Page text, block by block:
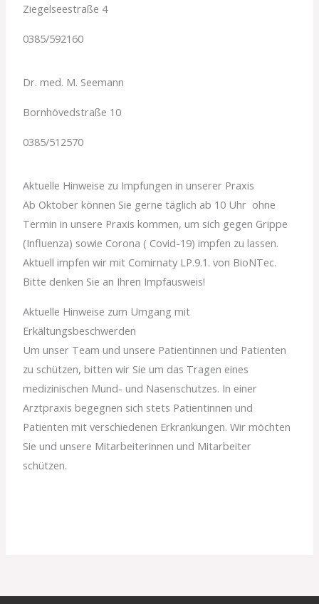
Ziegelseestraße 4
0385/592160
Dr. med. M. Seemann
Bornhövedstraße 10
0385/512570
Aktuelle Hinweise zu Impfungen in unserer Praxis
Ab Oktober können Sie gerne täglich ab 10 Uhr ohne
Termin in unsere Praxis kommen, um sich gegen Grippe
(Influenza) sowie Corona ( Covid-19) impfen zu lassen.
Aktuell impfen wir mit Comirnaty LP.9.1. von BioNTec.
Bitte denken Sie an Ihren Impfausweis!
Aktuelle Hinweise zum Umgang mit
Erkältungsbeschwerden
Um unser Team und unsere Patientinnen und Patienten
zu schützen, bitten wir Sie um das Tragen eines
medizinischen Mund- und Nasenschutzes. In einer
Arztpraxis begegnen sich stets Patientinnen und
Patienten mit verschiedenen Erkrankungen. Wir möchten
Sie und unsere Mitarbeiterinnen und Mitarbeiter
schützen.